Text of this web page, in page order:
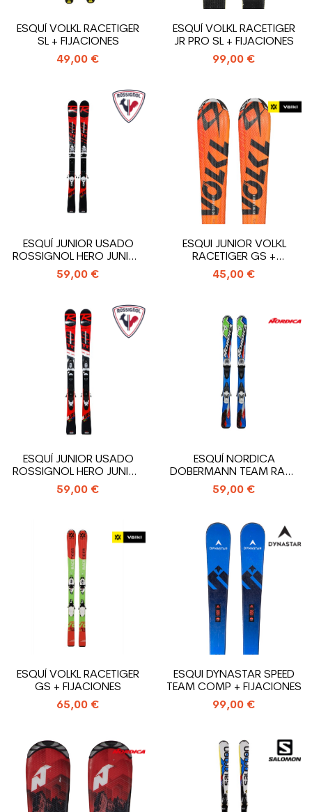
ESQUÍ VOLKL RACETIGER
SL + FIJACIONES
49,00 €
ESQUÍ VOLKL RACETIGER
JR PRO SL + FIJACIONES
99,00 €
ESQUÍ JUNIOR USADO
ROSSIGNOL HERO JUNIOR
PRO MULTI...
59,00 €
ESQUI JUNIOR VOLKL
RACETIGER GS +
FIJACIONES
45,00 €
ESQUÍ JUNIOR USADO
ROSSIGNOL HERO JUNIOR
PRO MULTI...
59,00 €
ESQUÍ NORDICA
DOBERMANN TEAM RACE
J + FIJACIONES
59,00 €
ESQUÍ VOLKL RACETIGER
GS + FIJACIONES
65,00 €
ESQUI DYNASTAR SPEED
TEAM COMP + FIJACIONES
99,00 €